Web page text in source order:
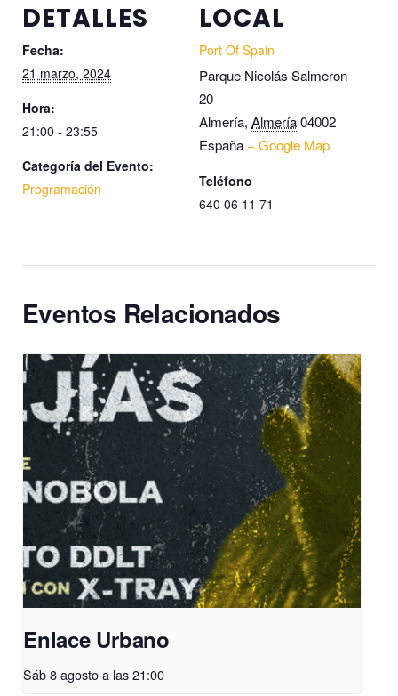
DETALLES
Fecha:
21 marzo, 2024
Hora:
21:00 - 23:55
Categoría del Evento:
Programación
LOCAL
Port Of Spain
Parque Nicolás Salmeron
20
Almería, Almería04002
España + Google Map
Teléfono
640 06 11 71
Eventos Relacionados
Enlace Urbano
Sáb 8 agosto a las 21:00